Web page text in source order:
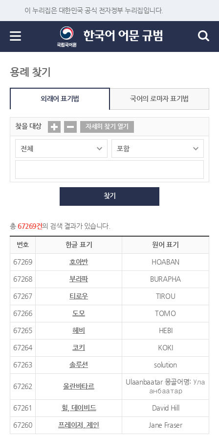
이 누리집은 대한민국 공식 전자정부 누리집입니다.
용례 찾기
외래어 표기법 국어의 로마자 표기법
찾을 대상 자세히 찾기 열기
찾기
총 67269건의 검색 결과가 있습니다.
번호 한글 표기 원어 표기
67269 호아반 HOABAN
67268 부라파 BURAPHA
67267 티로우 TIROU
67266 도모 TOMO
67265 헤비 HEBI
67264 코키 KOKI
67263 솔루션 solution
67262 울란바타르
Ulaanbaatar 몽골어명: Ула
анбаатар
67261 힐, 데이비드 David Hill
67260 프레이저, 제인 Jane Fraser